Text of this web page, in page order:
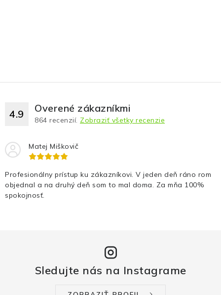
4.9 Overené zákazníkmi
864 recenzií. Zobraziť všetky recenzie
Matej Miškovič
Profesionálny prístup ku zákazníkovi. V jeden deň ráno rom
objednal a na druhý deň som to mal doma. Za mňa 100%
spokojnosť.
Sledujte nás na Instagrame